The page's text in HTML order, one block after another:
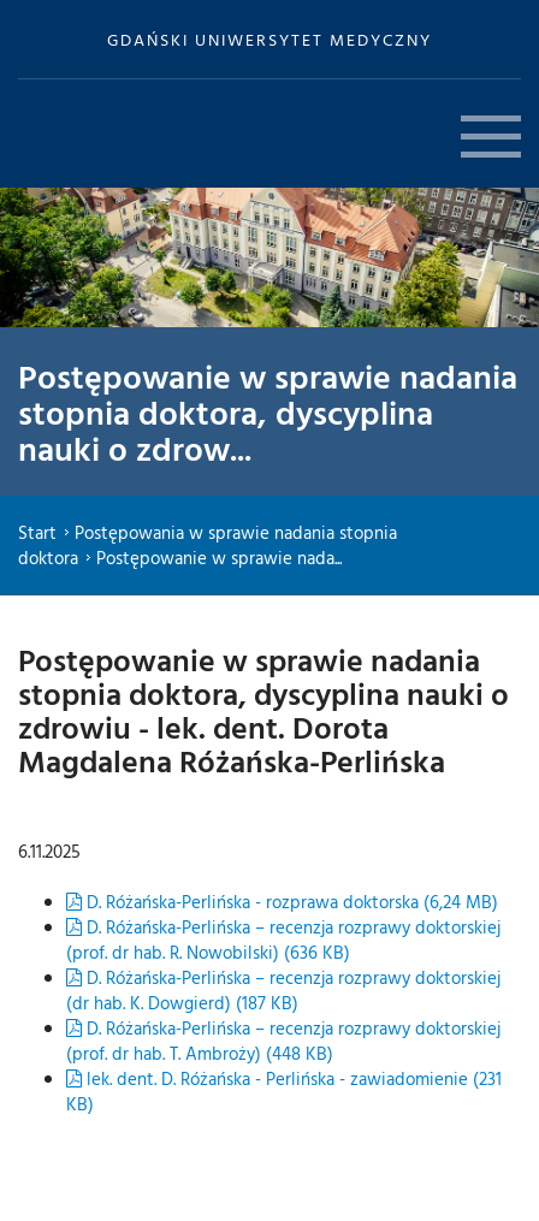
GDAŃSKI UNIWERSYTET MEDYCZNY
Postępowanie w sprawie nadania
stopnia doktora, dyscyplina
nauki o zdrow...
Start
Postępowania w sprawie nadania stopnia
doktora
Postępowanie w sprawie nada...
Postępowanie w sprawie nadania
stopnia doktora, dyscyplina nauki o
zdrowiu - lek. dent. Dorota
Magdalena Różańska-Perlińska
6.11.2025
D. Różańska-Perlińska - rozprawa doktorska (6,24 MB)
D. Różańska-Perlińska – recenzja rozprawy doktorskiej
(prof. dr hab. R. Nowobilski) (636 KB)
D. Różańska-Perlińska – recenzja rozprawy doktorskiej
(dr hab. K. Dowgierd) (187 KB)
D. Różańska-Perlińska – recenzja rozprawy doktorskiej
(prof. dr hab. T. Ambroży) (448 KB)
lek. dent. D. Różańska - Perlińska - zawiadomienie (231
KB)